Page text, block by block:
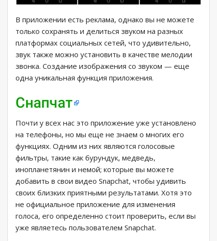
В приложении есть реклама, однако вы не можете
только сохранять и делиться звуком на разных
платформах социальных сетей, что удивительно,
звук также можно установить в качестве мелодии
звонка. Создание изображения со звуком — еще
одна уникальная функция приложения.
Снапчат
Почти у всех нас это приложение уже установлено
на телефоны, но мы еще не знаем о многих его
функциях. Одним из них являются голосовые
фильтры, такие как бурундук, медведь,
инопланетянин и немой; которые вы можете
добавить в свои видео Snapchat, чтобы удивить
своих близких приятными результатами. Хотя это
не официальное приложение для изменения
голоса, его определенно стоит проверить, если вы
уже являетесь пользователем Snapchat.